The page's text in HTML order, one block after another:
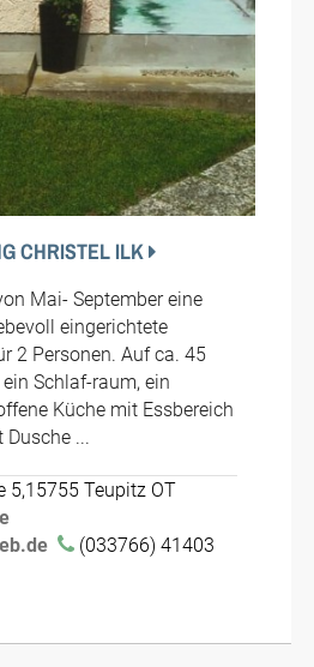
CHRISTEL ILK
Mai- September eine
eingerichtete
2 Personen. Auf ca. 45
Schlaf-raum, ein
Küche mit Essbereich
...
5,15755 Teupitz OT
(033766) 41403